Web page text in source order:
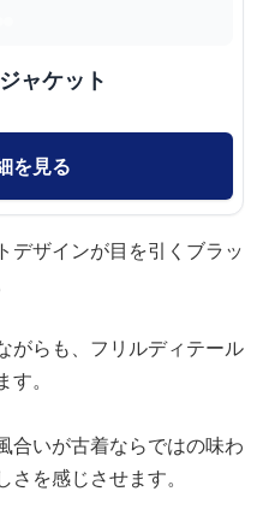
ャケット
を見る
デザインが目を引くブラッ
がらも、フリルディテール
。
合いが古着ならではの味わ
を感じさせます。